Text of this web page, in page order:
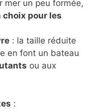
mer un peu formée,
choix pour les
: la taille réduite
en font un bateau
ou aux
: